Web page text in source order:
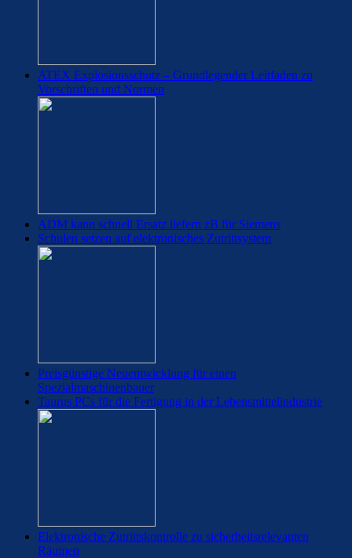
ATEX Explosionsschutz – Grundlegender Leitfaden zu
Vorschriften und Normen
ADM kann schnell Ersatz liefern zB für Siemens
Schulen setzen auf elektronisches Zutrittsystem
Preisgünstige Neuentwicklung für einen
Spezialmaschinenbauer
Taurus PCs für die Fertigung in der Lebensmittelindustrie
Elektronische Zutrittskontrolle zu sicherheitsrelevanten
Räumen